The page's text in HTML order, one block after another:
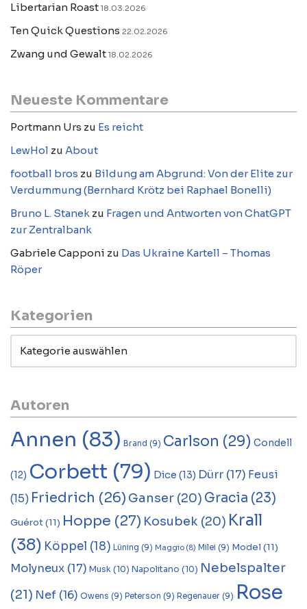
Libertarian Roast 18.03.2026
Ten Quick Questions 22.02.2026
Zwang und Gewalt 18.02.2026
Neueste Kommentare
Portmann Urs zu Es reicht
LewHol zu About
football bros zu Bildung am Abgrund: Von der Elite zur
Verdummung (Bernhard Krötz bei Raphael Bonelli)
Bruno L. Stanek zu Fragen und Antworten von ChatGPT
zur Zentralbank
Gabriele Capponi zu Das Ukraine Kartell – Thomas
Röper
Kategorien
Autoren
Annen (83) Brand (9) Carlson (29) Condell
(12) Corbett (79) Dice (13) Dürr (17) Feusi
(15) Friedrich (26) Ganser (20) Gracia (23)
Guérot(11) Hoppe (27) Kosubek (20) Krall
(38) Köppel (18) Lüning (9) Maggio (8) Milei (9) Model (11)
Molyneux (17) Musk(10) Napolitano (10) Nebelspalter
(21) Nef (16) Owens (9) Peterson (9) Regenauer (9) Rose